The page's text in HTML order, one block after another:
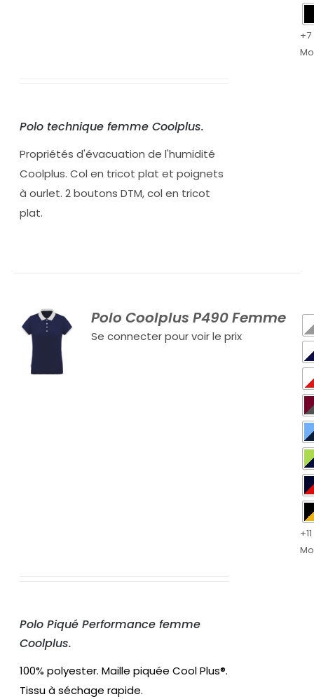
+7
Polo technique femme Coolplus.
Propriétés d'évacuation de l'humidité
Coolplus. Col en tricot plat et poignets
à ourlet. 2 boutons DTM, col en tricot
plat.
Polo Coolplus P490 Femme
Se connecter pour voir le prix
+11
Polo Piqué Performance femme
Coolplus.
100% polyester. Maille piquée Cool Plus®.
Tissu à séchage rapide.